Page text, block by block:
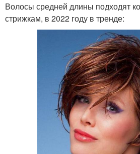
Волосы средней длины подходят
стрижкам, в 2022 году в тренде: